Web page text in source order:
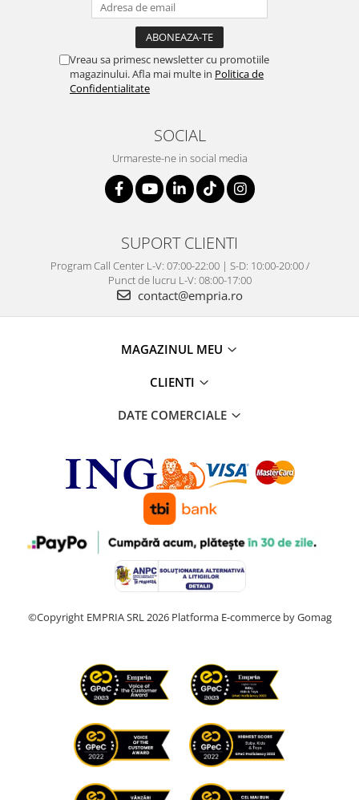
Vreau sa primesc newsletter cu promotiile
magazinului. Afla mai multe in Politica de
Confidentialitate
SOCIAL
Urmareste-ne in social media
SUPORT CLIENTI
Program Call Center L-V: 07:00-22:00 | S-D: 10:00-20:00 /
Punct de lucru L-V: 08:00-17:00
contact@empria.ro
MAGAZINUL MEU
CLIENTI
DATE COMERCIALE
©Copyright EMPRIA SRL 2026 Platforma E-commerce by Gomag